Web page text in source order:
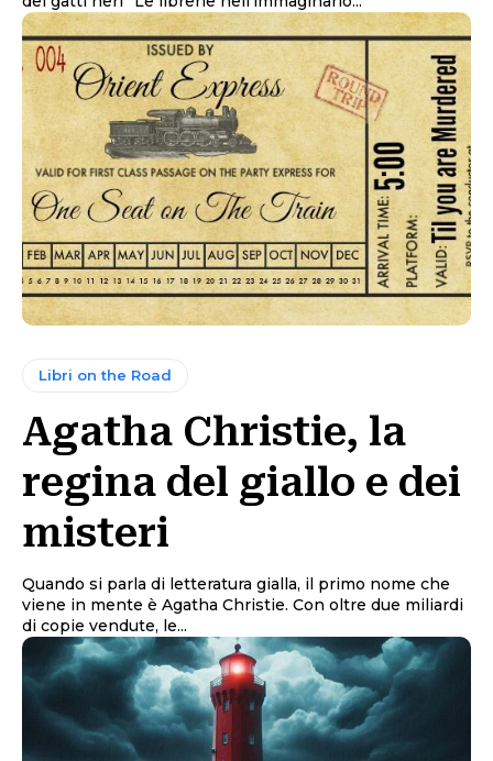
Libri on the Road
Agatha Christie, la
regina del giallo e dei
misteri
Quando si parla di letteratura gialla, il primo nome che
viene in mente è Agatha Christie. Con oltre due miliardi
di copie vendute, le...